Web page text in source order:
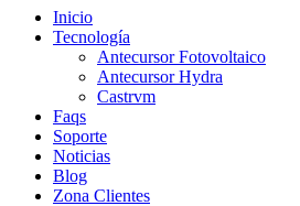
Inicio
Tecnología
Antecursor Fotovoltaico
Antecursor Hydra
Castrvm
Faqs
Soporte
Noticias
Blog
Zona Clientes